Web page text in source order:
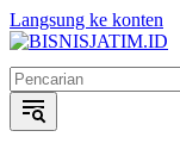
Langsung ke konten